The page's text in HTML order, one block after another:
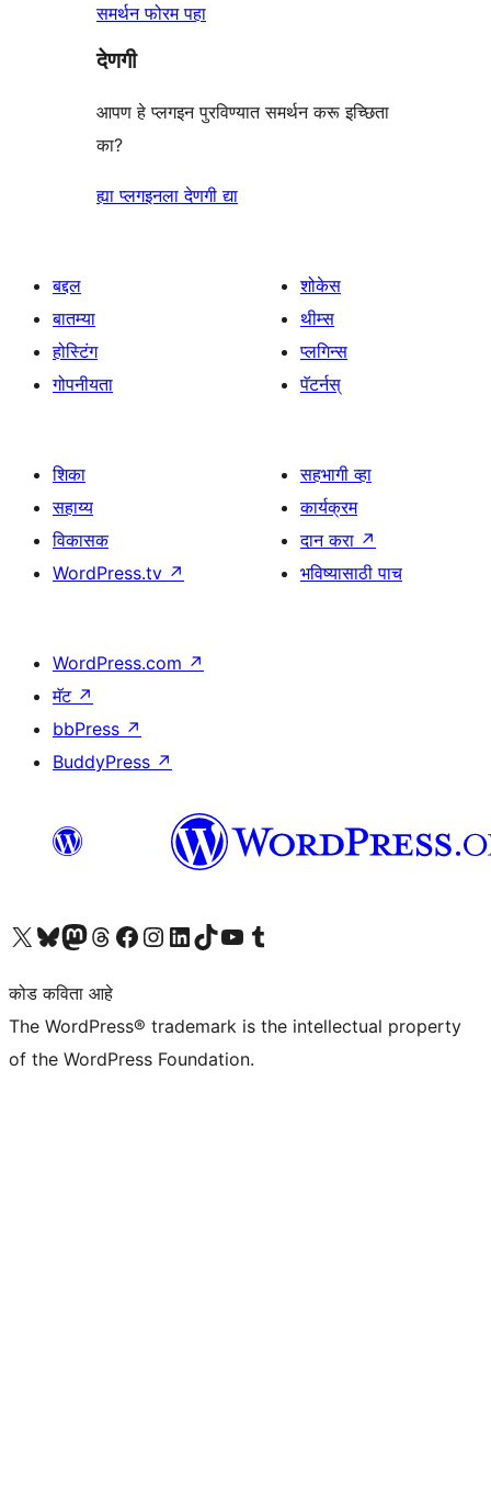
समर्थन फोरम पहा
देणगी
आपण हे प्लगइन पुरविण्यात समर्थन करू इच्छिता
का?
ह्या प्लगइनला देणगी द्या
बद्दल
बातम्या
होस्टिंग
गोपनीयता
शोकेस
थीम्स
प्लगिन्स
पॅटर्नस्
शिका
सहाय्य
विकासक
WordPress.tv ↗
सहभागी व्हा
कार्यक्रम
दान करा ↗
भविष्यासाठी पाच
WordPress.com ↗
मॅट ↗
bbPress ↗
BuddyPress ↗
आमच्या X (एक्स) (पूर्वीचे ट्विटर) खात्याला भेट द्या आमच्या ब्लूस्की खात्याला भेट द्या.आमच्या Mastodon खात्याला भेट द्या.आमच्या थ्रेड्स खात्याला भेट द्या. आमच्या फेसबुक पेजला भेट द्या आमच्या इंस्टाग्राम खात्याला भेट द्या आमच्या लिंक्डइन खात्याला भेट द्या आमच्या टिकटॉक अकाउंटला भेट द्या.आमच्या यूट्यूब चॅनेलला भेट द्या आमच्या टंबलर खात्याला भेट द्या.
कोड कविता आहे
The WordPress® trademark is the intellectual property
of the WordPress Foundation.